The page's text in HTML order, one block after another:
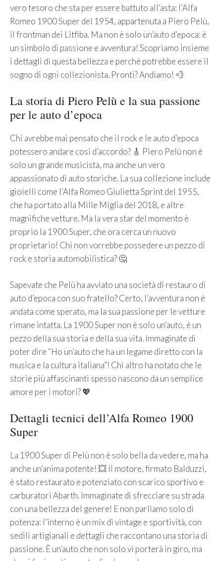
vero tesoro che sta per essere battuto all’asta: l’Alfa
Romeo 1900 Super del 1954, appartenuta a Piero Pelù,
il frontman dei Litfiba. Ma non è solo un’auto d’epoca: è
un simbolo di passione e avventura! Scopriamo insieme
i dettagli di questa bellezza e perché potrebbe essere il
sogno di ogni collezionista. Pronti? Andiamo! 💨
La storia di Piero Pelù e la sua passione
per le auto d’epoca
Chi avrebbe mai pensato che il rock e le auto d’epoca
potessero andare così d’accordo? 🎸 Piero Pelù non è
solo un grande musicista, ma anche un vero
appassionato di auto storiche. La sua collezione include
gioielli come l’Alfa Romeo Giulietta Sprint del 1955,
che ha portato alla Mille Miglia del 2018, e altre
magnifiche vetture. Ma la vera star del momento è
proprio la 1900 Super, che ora cerca un nuovo
proprietario! Chi non vorrebbe possedere un pezzo di
rock e storia automobilistica? 🤔
Sapevate che Pelù ha avviato una società di restauro di
auto d’epoca con suo fratello? Certo, l’avventura non è
andata come sperato, ma la sua passione per le vetture
rimane intatta. La 1900 Super non è solo un’auto, è un
pezzo della sua storia e della sua vita. Immaginate di
poter dire “Ho un’auto che ha un legame diretto con la
musica e la cultura italiana”! Chi altro ha notato che le
storie più affascinanti spesso nascono da un semplice
amore per i motori? 💖
Dettagli tecnici dell’Alfa Romeo 1900
Super
La 1900 Super di Pelù non è solo bella da vedere, ma ha
anche un’anima potente! 💥 Il motore, firmato Balduzzi,
è stato restaurato e potenziato con scarico sportivo e
carburatori Abarth. Immaginate di sfrecciare su strada
con una bellezza del genere! E non parliamo solo di
potenza: l’interno è un mix di vintage e sportività, con
sedili artigianali e dettagli che raccontano una storia di
passione. È un’auto che non solo vi porterà in giro, ma